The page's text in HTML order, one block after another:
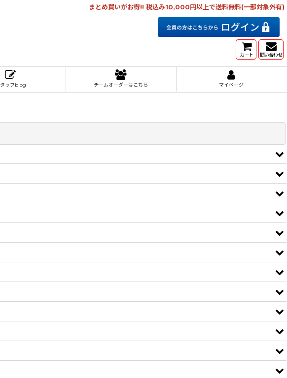
まとめ買いがお得!! 税込み10,000円以上で送料無料(一部対象外有)
カート 問い合わせ
ッフblog チームオーダーはこちら マイページ